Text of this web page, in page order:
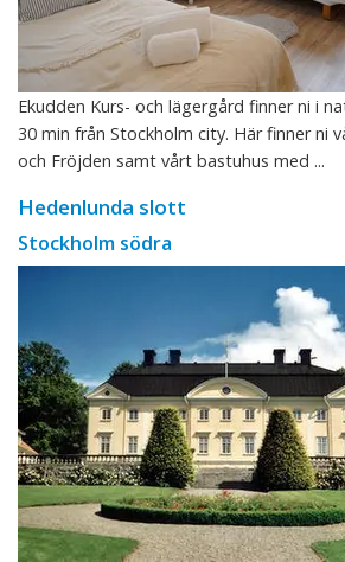
Ekudden Kurs- och lägergård finner ni i
30 min från Stockholm city. Här finner ni
och Fröjden samt vårt bastuhus med ...
Hedenlunda slott
Stockholm södra